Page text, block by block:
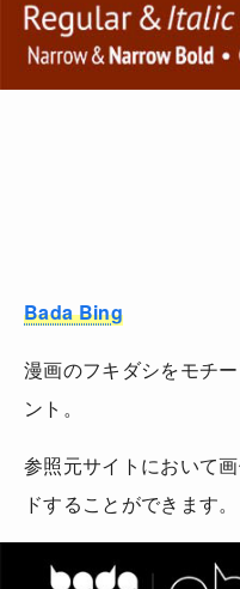
Bada Bing
漫画のフキダシをモチ
ント。
参照元サイトにおいて
ドすることができます。